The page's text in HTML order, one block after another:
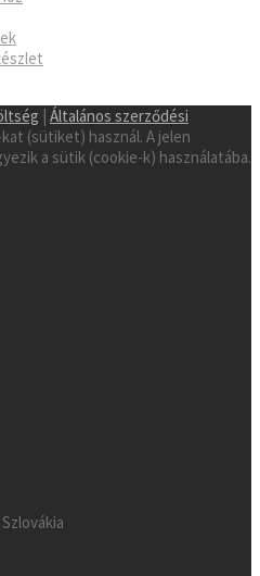
| Általános szerződési
(sütiket) használ. A jelen
a sütik (cookie-k) használatába.